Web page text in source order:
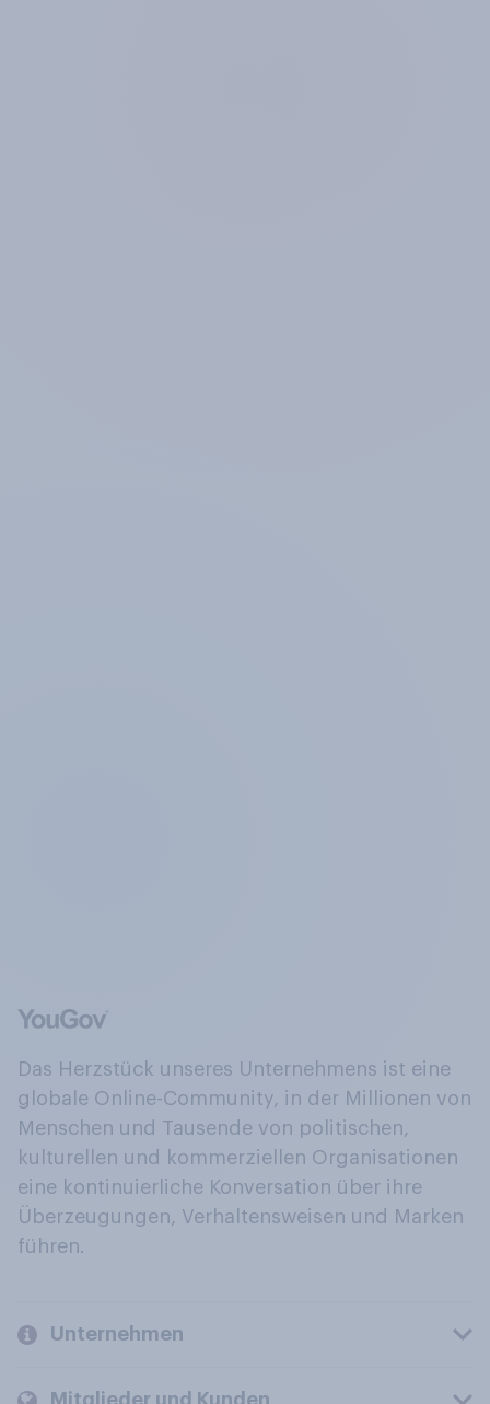
Das Herzstück unseres Unternehmens ist eine
globale Online-Community, in der Millionen von
Menschen und Tausende von politischen,
kulturellen und kommerziellen Organisationen
eine kontinuierliche Konversation über ihre
Überzeugungen, Verhaltensweisen und Marken
führen.
Unternehmen
Mitglieder und Kunden